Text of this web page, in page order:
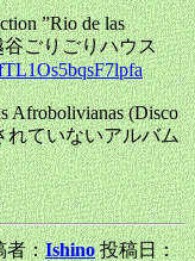
”Rio de las
谷ごりごりハウス
Afrobolivianas (Disco
ていないアルバム
者：Ishino 投稿日：